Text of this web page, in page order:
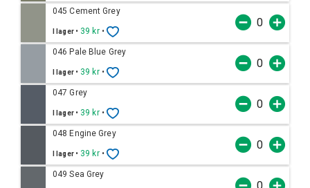
045 Cement Grey
I lager • 39 kr •
046 Pale Blue Grey
I lager • 39 kr •
047 Grey
I lager • 39 kr •
048 Engine Grey
I lager • 39 kr •
049 Sea Grey